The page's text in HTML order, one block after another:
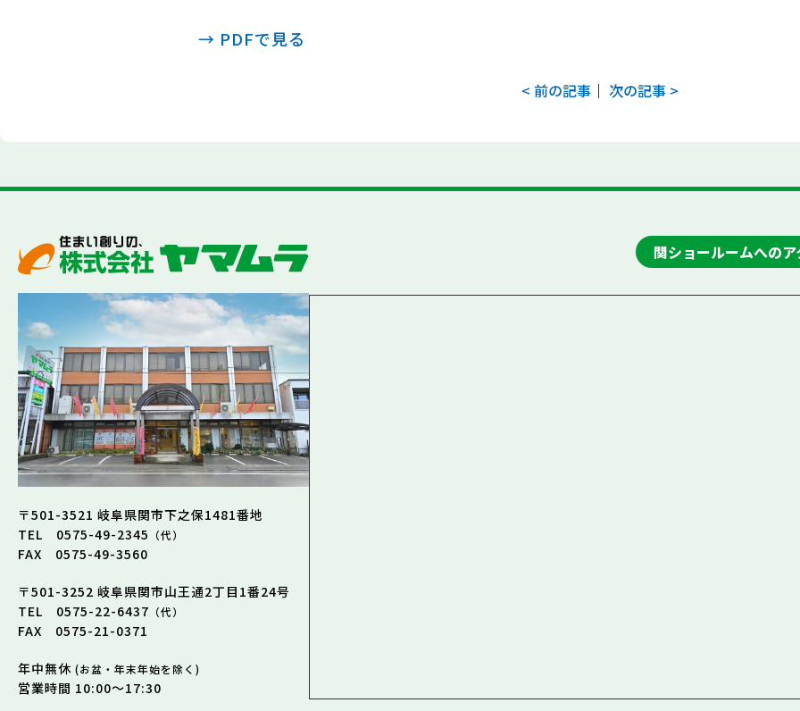
→ PDFで見る
< 前の記事 ｜ 次の記事 >
〒501-3521 岐阜県関市下之保1481番地
TEL 0575-49-2345 （代）
FAX 0575-49-3560
〒501-3252 岐阜県関市山王通2丁目1番24号
TEL 0575-22-6437 （代）
FAX 0575-21-0371
年中無休 (お盆・年末年始を除く)
営業時間 10:00～17:30
関ショールームへの